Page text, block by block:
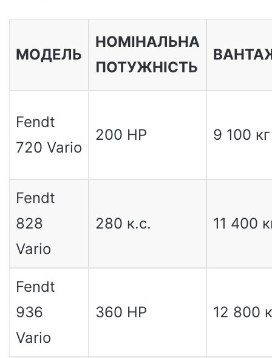
МОДЕЛЬ
НОМІНАЛЬНА
ПОТУЖНІСТЬ
Fendt
720 Vario
200 HP 9 100 кг
Fendt
828
Vario
280 к.с. 11 400
Fendt
936
Vario
360 HP 12 800